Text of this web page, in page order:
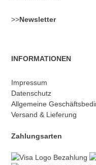
>>Newsletter
INFORMATIONEN
Impressum
Datenschutz
Allgemeine
Versand & Lieferung
Zahlungsarten